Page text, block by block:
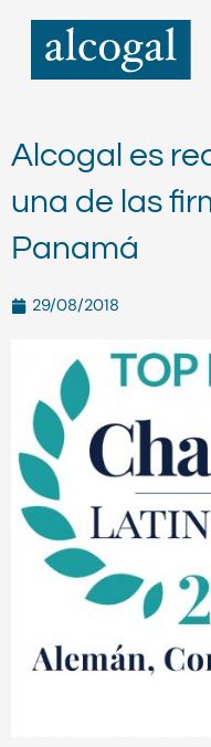
contenido
Alcogal es
una de las
Panamá
29/08/2018